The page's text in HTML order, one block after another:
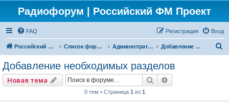
Радиофорум | Российский ФМ Проект
FAQ Вход
Регистрация
Российский ФМ проект Список форумов Администраторский Добавление необходимых разделов
Добавление необходимых разделов
Новая тема Поиск
0 тем • Страница 1 из 1